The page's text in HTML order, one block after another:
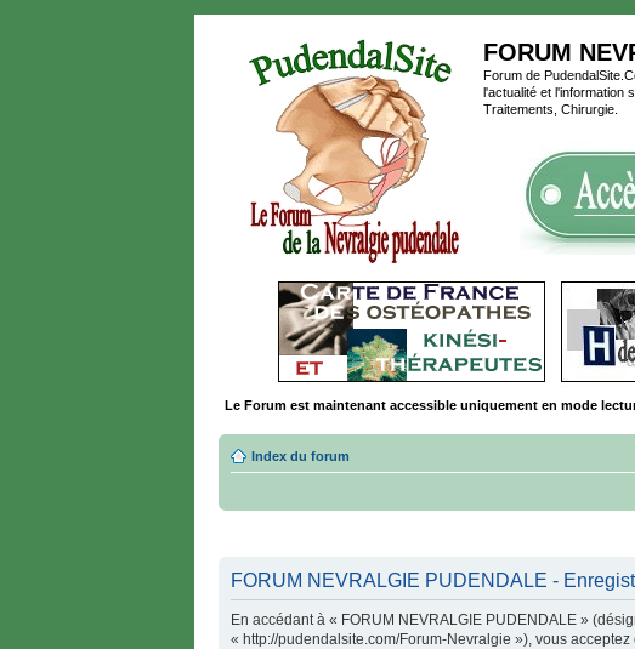
FORUM
Forum de
l'actualité et l'information
Traitements, Chirurgie.
Le Forum est maintenant accessible uniquement en mode
Index du forum
FORUM NEVRALGIE PUDENDALE -
En accédant à « FORUM NEVRALGIE PUDENDALE »
« http://pudendalsite.com/Forum-Nevralgie »), vous